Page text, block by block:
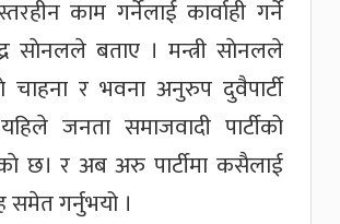
काम गर्नेलाई कार्वाही गर्ने
साेनलले बताए । मन्त्री साेनलले
र भवना अनुरुप दुवैपार्टी
जनता समाजवादी पार्टीको
छ। र अब अरु पार्टीमा कसैलाई
गर्नुभयो ।